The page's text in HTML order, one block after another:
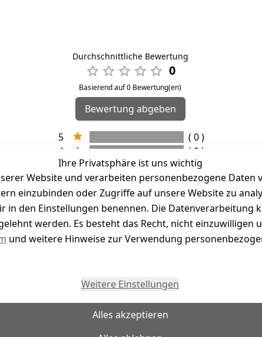
Durchschnittliche Bewertung
0
Basierend auf 0 Bewertung(en)
Bewertung abgeben
5
( 0 )
4
( 0 )
3
( 0 )
2
( 0 )
1
( 0 )
abgegeben
Ihre Privatsphäre ist uns wichtig
Website und verarbeiten personenbezogene Daten
einzubinden oder Zugriffe auf unsere Website zu
in den Einstellungen benennen. Die
werden. Es besteht das Recht, nicht einzuwilligen
und weitere Hinweise zur Verwendung
Weitere Einstellungen
Alles akzeptieren